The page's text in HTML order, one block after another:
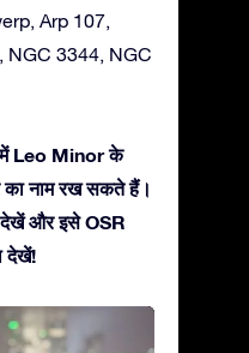
Arp 107,
NGC 3344, NGC
Leo Minor के
का नाम रख सकते हैं।
देखें और इसे OSR
देखें!